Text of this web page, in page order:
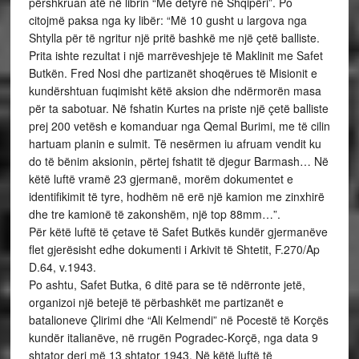
citojmë paksa nga ky libër: “Më 10 gusht u largova nga
Shtylla për të ngritur një pritë bashkë me një çetë balliste.
Prita ishte rezultat i një marrëveshjeje të Maklinit me Safet
Butkën. Fred Nosi dhe partizanët shoqërues të Misionit e
kundërshtuan fuqimisht këtë aksion dhe ndërmorën masa
për ta sabotuar. Në fshatin Kurtes na priste një çetë balliste
prej 200 vetësh e komanduar nga Qemal Burimi, me të cilin
hartuam planin e sulmit. Të nesërmen iu afruam vendit ku
do të bënim aksionin, përtej fshatit të djegur Barmash… Në
këtë luftë vramë 23 gjermanë, morëm dokumentet e
identifikimit të tyre, hodhëm në erë një kamion me zinxhirë
dhe tre kamionë të zakonshëm, një top 88mm…”.
Për këtë luftë të çetave të Safet Butkës kundër gjermanëve
flet gjerësisht edhe dokumenti i Arkivit të Shtetit, F.270/Ap
D.64, v.1943.
Po ashtu, Safet Butka, 6 ditë para se të ndërronte jetë,
organizoi një betejë të përbashkët me partizanët e
batalioneve Çlirimi dhe “Ali Kelmendi” në Pocestë të Korçës
kundër italianëve, në rrugën Pogradec-Korçë, nga data 9
shtator deri më 13 shtator 1943. Në këtë luftë të